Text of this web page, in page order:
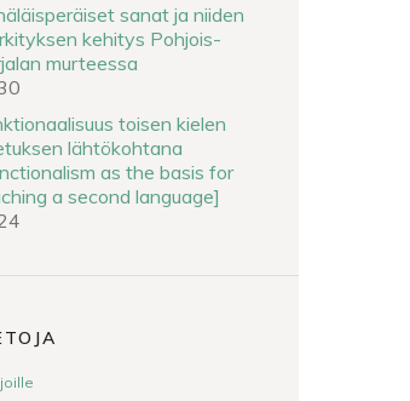
sanat ja niiden
kehitys Pohjois-
murteessa
toisen kielen
lähtökohtana
as the basis for
a second language]